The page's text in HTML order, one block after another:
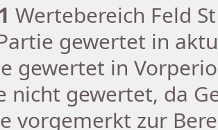
Wertebereich Feld
gewertet in
gewertet in
nicht gewertet, da
vorgemerkt zur